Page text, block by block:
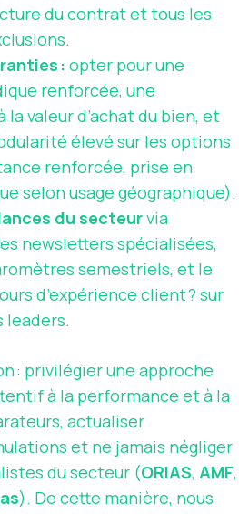
du contrat et tous les
: opter pour une
renforcée, une
valeur d’achat du bien, et
élevé sur les options
renforcée, prise en
selon usage géographique).
du secteurvia
newsletters spécialisées,
semestriels, et le
d’expérience client ? sur
leaders.
: privilégier une approche
à la performance et à la
actualiser
et ne jamais négliger
du secteur (ORIAS, AMF,
). De cette manière, nous